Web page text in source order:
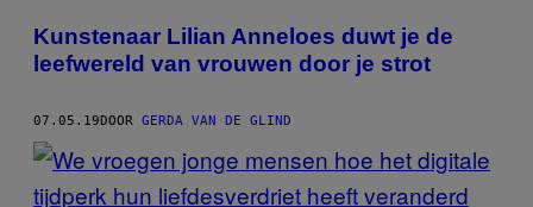
THIS
AUTHOR
Kunstenaar Lilian Anneloes duwt je de
leefwereld van vrouwen door je strot
07.05.19DOOR GERDA VAN DE GLIND